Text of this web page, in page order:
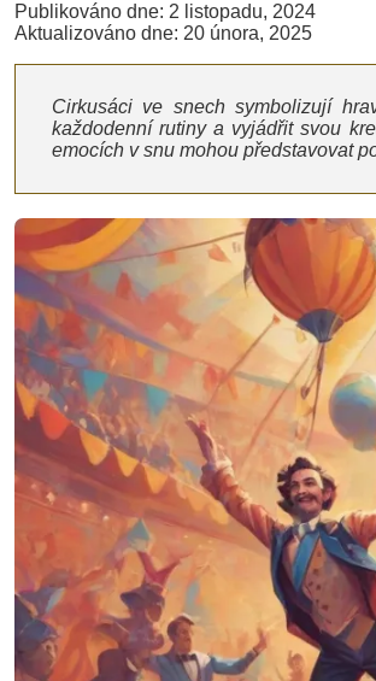
Publikováno dne: 2 listopadu, 2024
Aktualizováno dne: 20 února, 2025
Cirkusáci ve snech symbolizují
každodenní rutiny a vyjádřit svou
emocích v snu mohou představovat